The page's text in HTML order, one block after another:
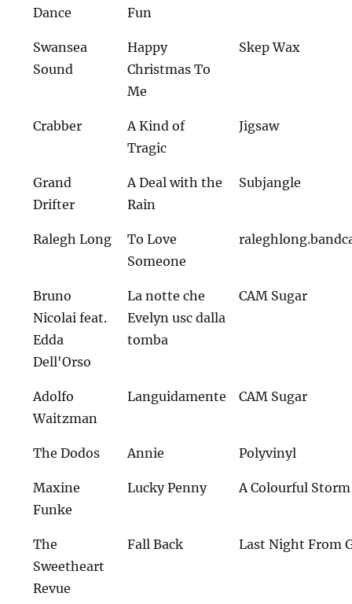
Dance
Fun
Swansea
Sound
Happy
Christmas To
Me
Skep Wax
Crabber
A Kind of
Tragic
Jigsaw
Grand
Drifter
A Deal with the
Rain
Subjangle
Ralegh Long
To Love
Someone
Bruno
Nicolai feat.
Edda
Dell'Orso
La notte che
Evelyn usc dalla
tomba
CAM Sugar
Adolfo
Waitzman
Languidamente CAM Sugar
The Dodos Annie Polyvinyl
Maxine
Funke
Lucky Penny A Colourful Storm
The
Sweetheart
Revue
Fall Back Last Night From